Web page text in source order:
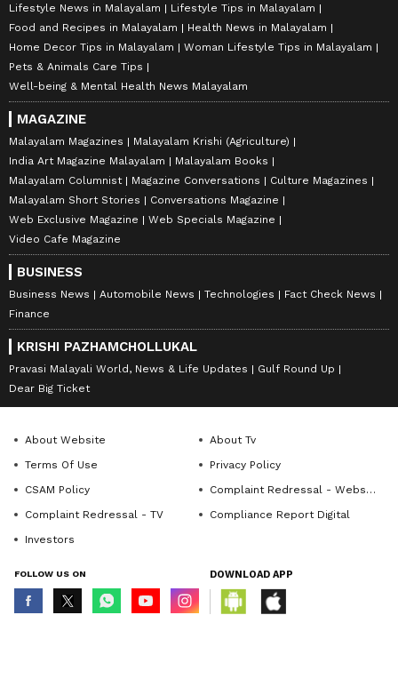
Lifestyle News in Malayalam
Lifestyle Tips in Malayalam
Food and Recipes in Malayalam
Health News in Malayalam
Home Decor Tips in Malayalam
Woman Lifestyle Tips in Malayalam
Pets & Animals Care Tips
Well-being & Mental Health News Malayalam
MAGAZINE
Malayalam Magazines
Malayalam Krishi (Agriculture)
India Art Magazine Malayalam
Malayalam Books
Malayalam Columnist
Magazine Conversations
Culture Magazines
Malayalam Short Stories
Conversations Magazine
Web Exclusive Magazine
Web Specials Magazine
Video Cafe Magazine
BUSINESS
Business News Automobile News Technologies
Fact Check News
Finance
KRISHI PAZHAMCHOLLUKAL
Pravasi Malayali World, News & Life Updates
Gulf Round Up
Dear Big Ticket
About Website
About Tv
Terms Of Use
Privacy Policy
CSAM Policy
Complaint Redressal - Website
Complaint Redressal - TV
Compliance Report Digital
Investors
FOLLOW US ON DOWNLOAD APP